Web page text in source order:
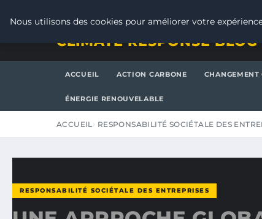
CLIMATE RESPONSE BLOG
ACCUEIL ACTION CARBONE
ÉNERGIE RENOUVELABLE
ACCUEIL RESPONSABILITÉ SOCIÉTALE DES
RESPONSABILITÉ SOCIÉTALE DES ENTREPRISES
Nous utilisons des cookies pour améliorer votre